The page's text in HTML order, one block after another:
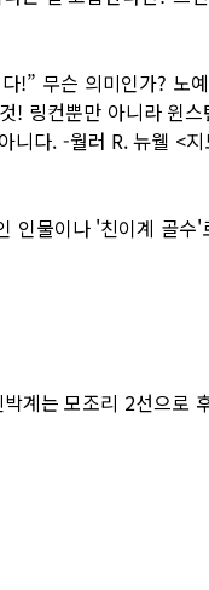
!” 무슨 의미인가? 노
! 링컨뿐만 아니라 윈
다. -월러 R. 뉴웰 <지
인물이나 '친이계 골수
계는 모조리 2선으로